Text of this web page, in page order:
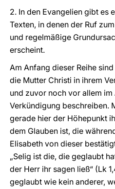
2. In den Evangelien gibt es
Texten, in denen der Ruf
und regelmäßige
erscheint.
Am Anfang dieser Reihe
die Mutter Christi in ihrem
und zuvor noch vor allem
Verkündigung beschreiben.
gerade hier der Höhepunkt
dem Glauben ist, die
Elisabeth von dieser
„Selig ist die, die geglaubt
der Herr ihr sagen ließ“ (Lk
geglaubt wie kein anderer,